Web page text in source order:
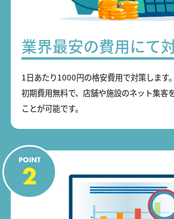
業界最安の費用にて
1日あたり1000円の格安費用で対策します。
初期費用無料で、店舗や施設のネット集客
ことが可能です。